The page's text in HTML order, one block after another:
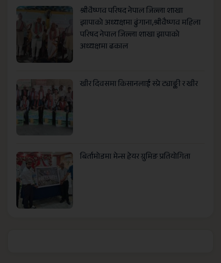
श्रीवैष्णव परिषद नेपाल जिल्ला शाखा
झापाको अध्यक्षमा ढुंगाना,श्रीवैष्णव महिला
परिषद नेपाल जिल्ला शाखा झापाको
अध्यक्षमा ढकाल
खीर दिवसमा किसानलाई स्प्रे ट्याङ्की र खीर
बिर्तामोडमा मेन्स हेयर ग्रुमिङ प्रतियोगिता